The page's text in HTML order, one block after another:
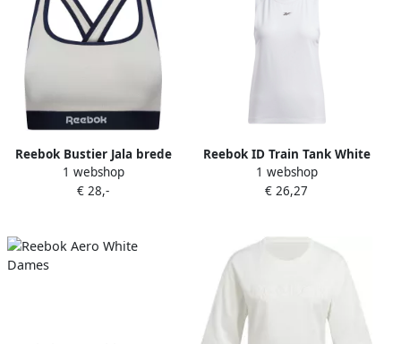
Reebok Bustier Jala brede
bandjes zonder beugel
ademend met logo
1 webshop
€ 28,-
Reebok ID Train Tank White
Dames
1 webshop
€ 26,27